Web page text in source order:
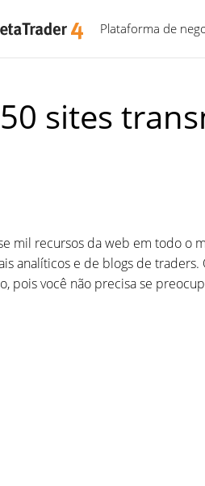
Plataforma de
sites
mil recursos da web em todo o
analíticos e de blogs de
pois você não precisa se